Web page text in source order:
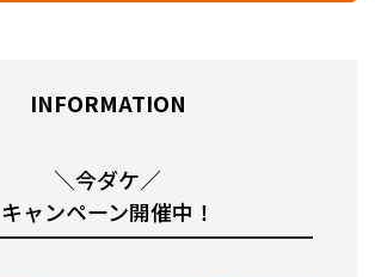
INFORMATION
＼今ダケ／
キャンペーン開催中！